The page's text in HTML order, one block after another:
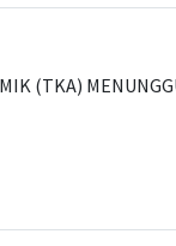
(TKA)